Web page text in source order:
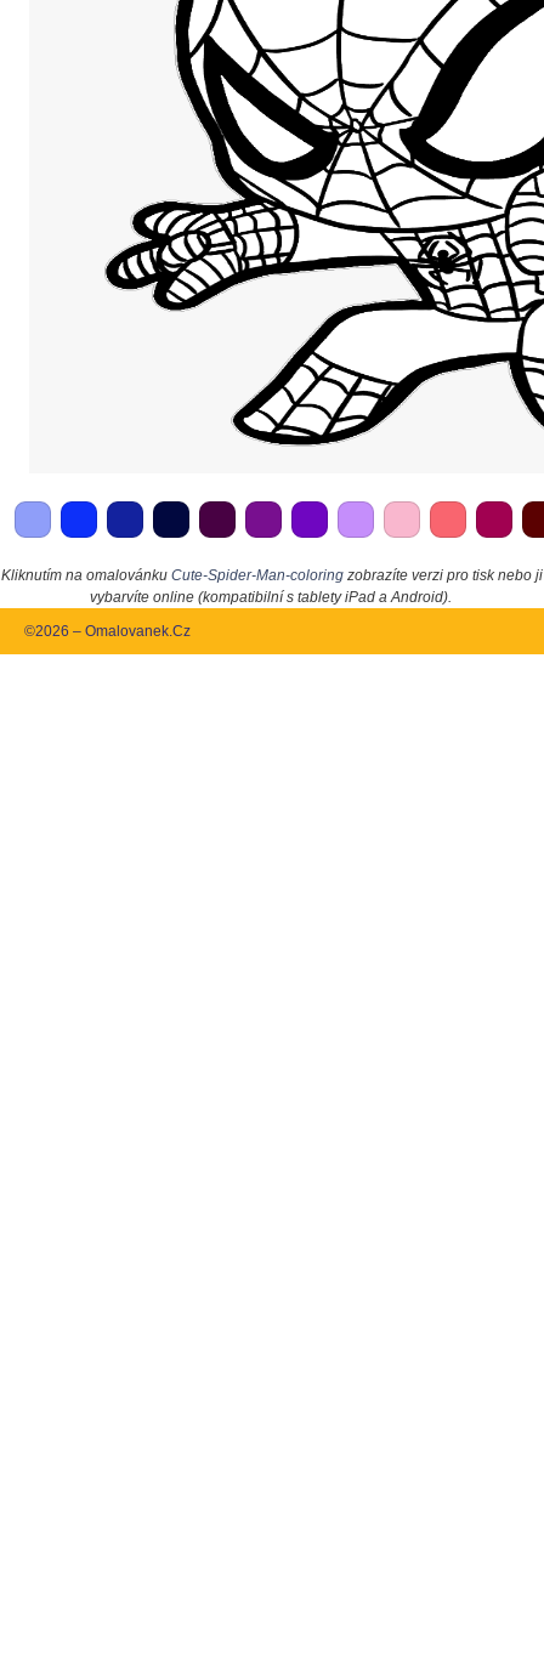
Kliknutím na omalovánku Cute-Spider-Man-coloring zobrazíte verzi pro tisk nebo ji
vybarvíte online (kompatibilní s tablety iPad a Android).
©2026 – Omalovanek.Cz